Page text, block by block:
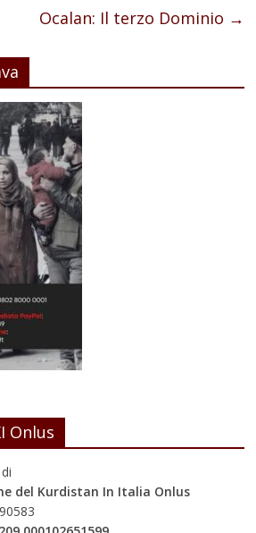
Ocalan: Il terzo Dominio →
Onlus
del Kurdistan In Italia Onlus